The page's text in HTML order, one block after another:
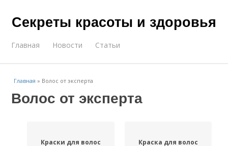
Секреты красоты и здоровья
Главная Новости Статьи
Главная » Волос от эксперта
Волос от эксперта
Краски для волос Краска для волос